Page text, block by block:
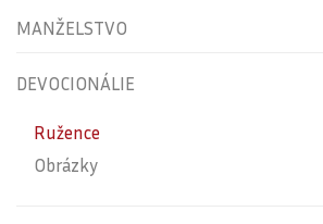
MANŽELSTVO
DEVOCIONÁLIE
Ružence
Obrázky